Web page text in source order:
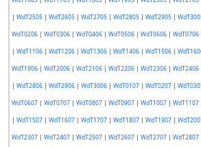
| WdT2505| WdT2605| WdT2705| WdT2805| WdT2905|
WdT0206| WdT0306| WdT0406| WdT0506| WdT0606| WdT0706
| WdT1106| WdT1206| WdT1306| WdT1406| WdT1506|
WdT1906| WdT2006| WdT2106| WdT2206| WdT2306| WdT2406
| WdT2806| WdT2906| WdT3006| WdT0107| WdT0207|
WdT0607| WdT0707| WdT0807| WdT0907| WdT1007| WdT1107
| WdT1507| WdT1607| WdT1707| WdT1807| WdT1907|
WdT2307| WdT2407| WdT2507| WdT2607| WdT2707| WdT2807